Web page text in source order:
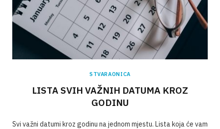
STVARAONICA
LISTA SVIH VAŽNIH DATUMA KROZ
GODINU
Svi važni datumi kroz godinu na jednom mjestu. Lista koja će vam